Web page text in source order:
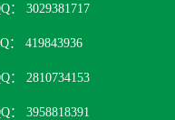
： 3029381717
： 419843936
2810734153
： 3958818391